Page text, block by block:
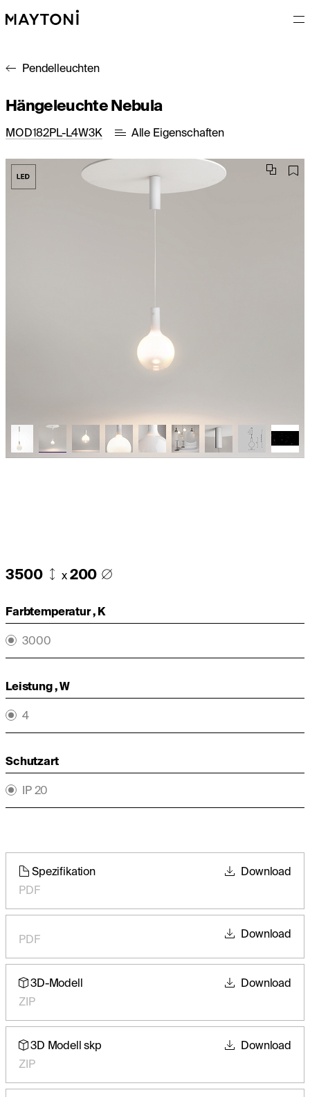
Pendelleuchten
Hängeleuchte Nebula
MOD182PL-L4W3K Alle Eigenschaften
3500 x 200
Farbtemperatur , K
3000
Leistung , W
4
Schutzart
IP 20
Spezifikation
PDF
Download
PDF Download
3D-Modell
ZIP
Download
3D Modell skp
ZIP
Download